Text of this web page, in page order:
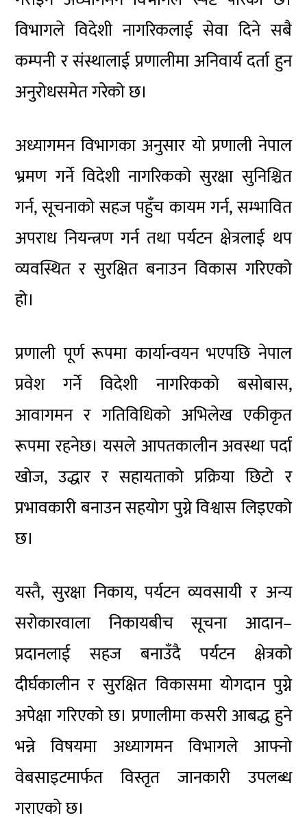
विभागले विदेशी नागरिकलाई सेवा दिने सबै
कम्पनी र संस्थालाई प्रणालीमा अनिवार्य दर्ता हुन
अनुरोधसमेत गरेको छ।
अध्यागमन विभागका अनुसार यो प्रणाली नेपाल
भ्रमण गर्ने विदेशी नागरिकको सुरक्षा सुनिश्चित
गर्न, सूचनाको सहज पहुँच कायम गर्न, सम्भावित
अपराध नियन्त्रण गर्न तथा पर्यटन क्षेत्रलाई थप
व्यवस्थित र सुरक्षित बनाउन विकास गरिएको
हो।
प्रणाली पूर्ण रूपमा कार्यान्वयन भएपछि नेपाल
प्रवेश गर्ने विदेशी नागरिकको बसोबास,
आवागमन र गतिविधिको अभिलेख एकीकृत
रूपमा रहनेछ। यसले आपतकालीन अवस्था पर्दा
खोज, उद्धार र सहायताको प्रक्रिया छिटो र
प्रभावकारी बनाउन सहयोग पुग्ने विश्वास लिइएको
छ।
यस्तै, सुरक्षा निकाय, पर्यटन व्यवसायी र अन्य
सरोकारवाला निकायबीच सूचना आदान–
प्रदानलाई सहज बनाउँदै पर्यटन क्षेत्रको
दीर्घकालीन र सुरक्षित विकासमा योगदान पुग्ने
अपेक्षा गरिएको छ। प्रणालीमा कसरी आबद्ध हुने
भन्ने विषयमा अध्यागमन विभागले आफ्नो
वेबसाइटमार्फत विस्तृत जानकारी उपलब्ध
गराएको छ।